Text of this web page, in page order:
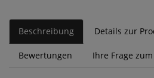
Beschreibung Details zur
Bewertungen Ihre Frage